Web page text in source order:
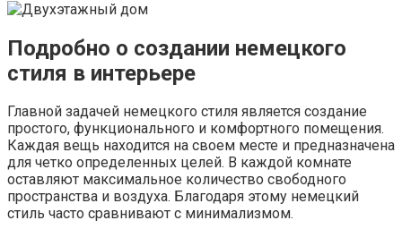
Подробно о создании немецкого
стиля в интерьере
Главной задачей немецкого стиля является создание
простого, функционального и комфортного помещения.
Каждая вещь находится на своем месте и предназначена
для четко определенных целей. В каждой комнате
оставляют максимальное количество свободного
пространства и воздуха. Благодаря этому немецкий
стиль часто сравнивают с минимализмом.